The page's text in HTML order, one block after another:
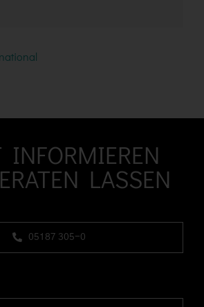
und Aufbau,
Messen
INFORMIEREN
LASSEN
05187 305-0